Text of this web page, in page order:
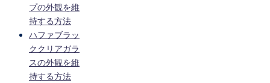
プの外観を維
持する方法
ハファブラッ
ククリアガラ
スの外観を維
持する方法